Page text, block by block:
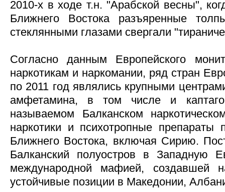
2010-х в ходе т.н. "Арабской весны",
Ближнего Востока разъяренные
стеклянными глазами свергали
Согласно данным Европейского
наркотикам и наркомании, ряд стран
по 2011 год являлись крупными
амфетамина, в том числе и
называемом Балканском
наркотики и психотропные препараты
Ближнего Востока, включая Сирию.
Балканский полуостров в Западную
международной мафией, создавшей
устойчивые позиции в Македонии,